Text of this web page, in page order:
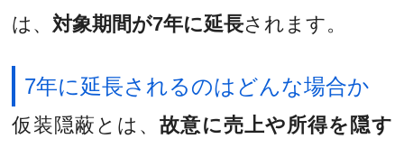
は、 対象期間が7年に延長されます。
7年に延長されるのはどんな場合か
仮装隠蔽とは、故意に売上や所得を隠す